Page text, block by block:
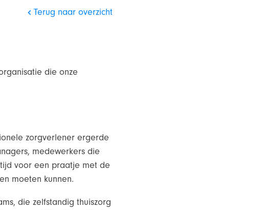
Terug naar overzicht
die onze
zorgverlener ergerde
medewerkers die
voor een praatje met de
moeten kunnen.
die zelfstandig thuiszorg